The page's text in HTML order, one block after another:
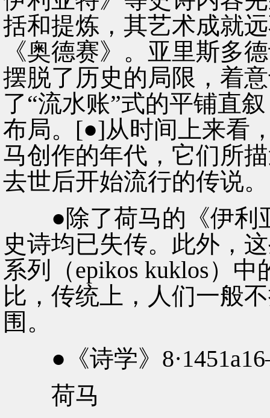
括和提炼，其艺术成就
《奥德赛》。亚里斯多
摆脱了历史的局限，着
了“流水账”式的平铺直
布局。[●]从时间上来看
马创作的年代，它们所
去世后开始流行的传说。
●除了荷马的《伊利
史诗均已失传。此外，
系列（epikos kuklos）
比，传统上，人们一般
围。
●《诗学》
荷马